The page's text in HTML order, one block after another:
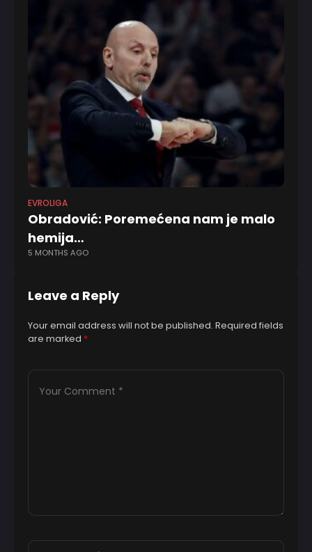
EVROLIGA
Obradović: Poremećena nam je malo
hemija…
5 MONTHS AGO
Leave a Reply
Your email address will not be published. Required fields
are marked *